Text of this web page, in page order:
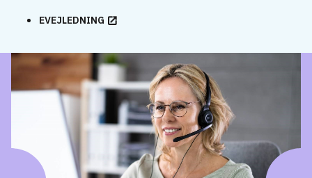
EVEJLEDNING